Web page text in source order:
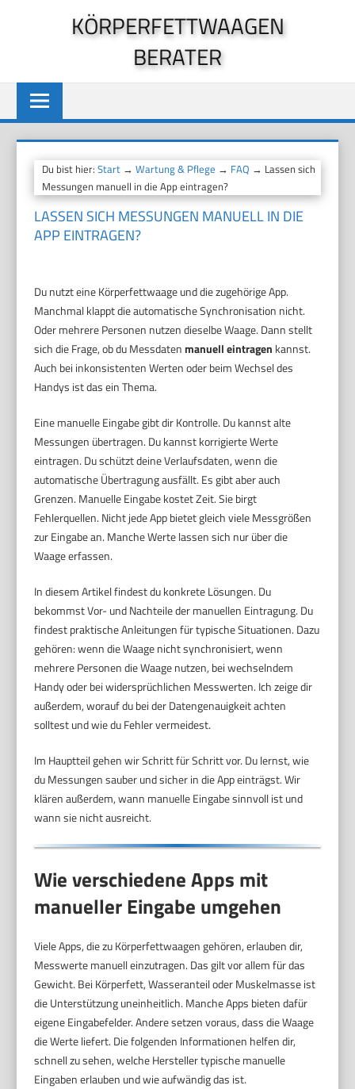
KÖRPERFETTWAAGEN
BERATER
Du bist hier:Start →Wartung & Pflege → FAQ → Lassen sich
Messungen manuell in die App eintragen?
LASSEN SICH MESSUNGEN MANUELL IN DIE
APP EINTRAGEN?
Du nutzt eine Körperfettwaage und die zugehörige App.
Manchmal klappt die automatische Synchronisation nicht.
Oder mehrere Personen nutzen dieselbe Waage. Dann stellt
sich die Frage, ob du Messdatenmanuell eintragen kannst.
Auch bei inkonsistenten Werten oder beim Wechsel des
Handys ist das ein Thema.
Eine manuelle Eingabe gibt dir Kontrolle. Du kannst alte
Messungen übertragen. Du kannst korrigierte Werte
eintragen. Du schützt deine Verlaufsdaten, wenn die
automatische Übertragung ausfällt. Es gibt aber auch
Grenzen. Manuelle Eingabe kostet Zeit. Sie birgt
Fehlerquellen. Nicht jede App bietet gleich viele Messgrößen
zur Eingabe an. Manche Werte lassen sich nur über die
Waage erfassen.
In diesem Artikel findest du konkrete Lösungen. Du
bekommst Vor- und Nachteile der manuellen Eintragung. Du
findest praktische Anleitungen für typische Situationen. Dazu
gehören: wenn die Waage nicht synchronisiert, wenn
mehrere Personen die Waage nutzen, bei wechselndem
Handy oder bei widersprüchlichen Messwerten. Ich zeige dir
außerdem, worauf du bei der Datengenauigkeit achten
solltest und wie du Fehler vermeidest.
Im Hauptteil gehen wir Schritt für Schritt vor. Du lernst, wie
du Messungen sauber und sicher in die App einträgst. Wir
klären außerdem, wann manuelle Eingabe sinnvoll ist und
wann sie nicht ausreicht.
Wie verschiedene Apps mit
manueller Eingabe umgehen
Viele Apps, die zu Körperfettwaagen gehören, erlauben dir,
Messwerte manuell einzutragen. Das gilt vor allem für das
Gewicht. Bei Körperfett, Wasseranteil oder Muskelmasse ist
die Unterstützung uneinheitlich. Manche Apps bieten dafür
eigene Eingabefelder. Andere setzen voraus, dass die Waage
die Werte liefert. Die folgenden Informationen helfen dir,
schnell zu sehen, welche Hersteller typische manuelle
Eingaben erlauben und wie aufwändig das ist.